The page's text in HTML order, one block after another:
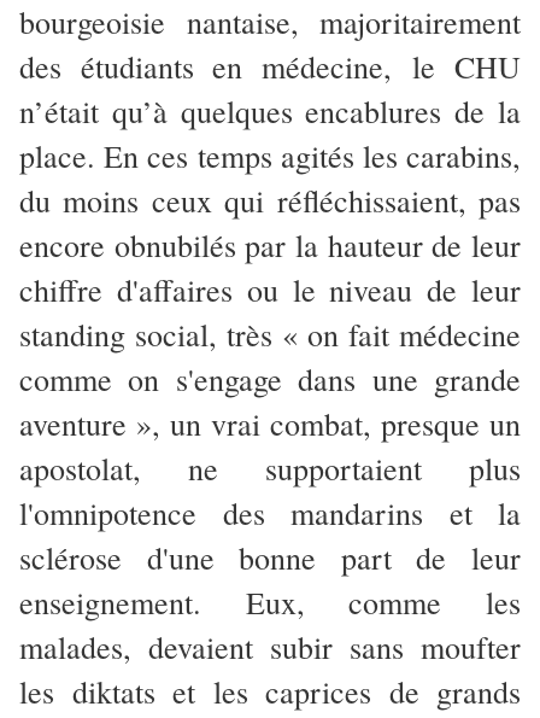
bourgeoisie nantaise, majoritairement
des étudiants en médecine, le CHU
n’était qu’à quelques encablures de la
place. En ces temps agités les carabins,
du moins ceux qui réfléchissaient, pas
encore obnubilés par la hauteur de leur
chiffre d'affaires ou le niveau de leur
standing social, très « on fait médecine
comme on s'engage dans une grande
aventure », un vrai combat, presque un
apostolat, ne supportaient plus
l'omnipotence des mandarins et la
sclérose d'une bonne part de leur
enseignement. Eux, comme les
malades, devaient subir sans moufter
les diktats et les caprices de grands